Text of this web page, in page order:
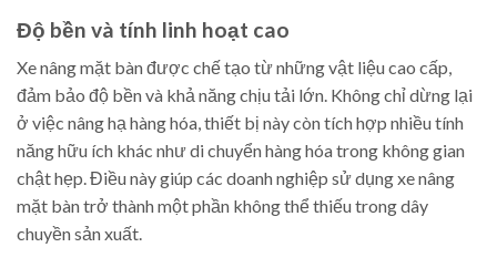
Độ bền và tính linh hoạt cao
Xe nâng mặt bàn được chế tạo từ những vật liệu cao cấp,
đảm bảo độ bền và khả năng chịu tải lớn. Không chỉ dừng lại
ở việc nâng hạ hàng hóa, thiết bị này còn tích hợp nhiều tính
năng hữu ích khác như di chuyển hàng hóa trong không gian
chật hẹp. Điều này giúp các doanh nghiệp sử dụng xe nâng
mặt bàn trở thành một phần không thể thiếu trong dây
chuyền sản xuất.